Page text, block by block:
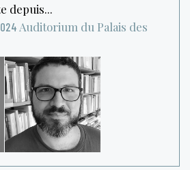
depuis...
Auditorium du Palais des